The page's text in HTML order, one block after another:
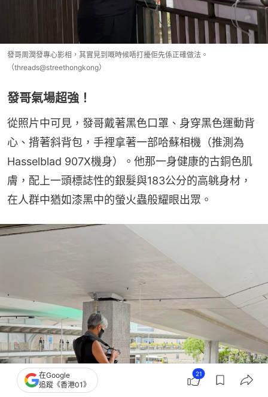
發哥周潤發專心影相，其實見到嘅時候唔打擾佢先係正確做法。
（threads@streethongkong）
發哥氣場超強！
從照片中可見，發哥戴著黑色口罩、身穿黑色運動背
心、揹著斜背包，手裡拿著一部哈蘇相機（推測為
Hasselblad 907X機身）。他那一身健康的古銅色肌
膚，配上一頭標誌性的銀髮與183公分的高䠷身材，
在人群中猶如漆黑中的螢火蟲般耀眼出眾。
在Google
追蹤《香港01》
21